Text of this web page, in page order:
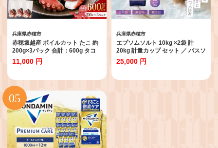
兵庫県赤穂市
赤穂坂越産 ボイルカット たこ 約
200g×3パック 合計：600g タコ
蛸 海鮮 魚介
11,000 円
兵庫県赤穂市
エプソムソルト 10kg ×2袋 計
20kg 計量カップ セット ／ バスソ
ルト エプソム ソルト 美容 入浴剤
浴用化粧料 バス用品 お風呂 入浴
県 赤穂市
25,000 円